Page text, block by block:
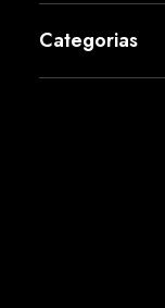
Categorias